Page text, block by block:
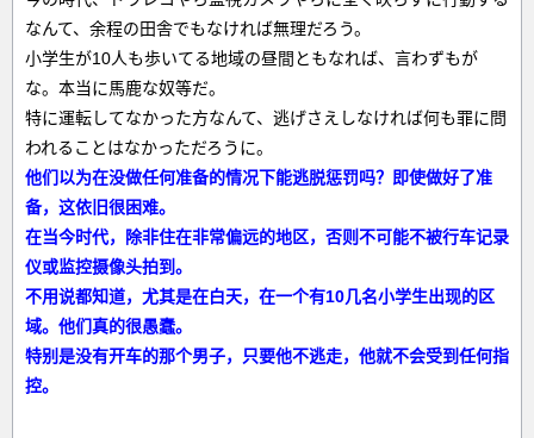
なんて、余程の田舎でもなければ無理だろう。
小学生が10人も歩いてる地域の昼間ともなれば、言わずもが
な。本当に馬鹿な奴等だ。
特に運転してなかった方なんて、逃げさえしなければ何も罪に問
われることはなかっただろうに。
他们以为在没做任何准备的情况下能逃脱惩罚吗？即使做好了准
备，这依旧很困难。
在当今时代，除非住在非常偏远的地区，否则不可能不被行车记录
仪或监控摄像头拍到。
不用说都知道，尤其是在白天，在一个有10几名小学生出现的区
域。他们真的很愚蠢。
特别是没有开车的那个男子，只要他不逃走，他就不会受到任何指
控。